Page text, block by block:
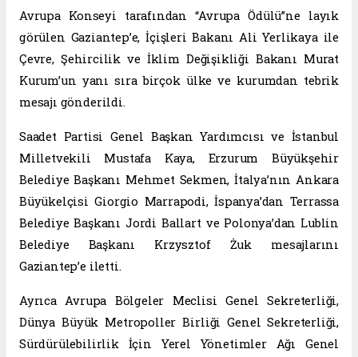
Avrupa Konseyi tarafından “Avrupa Ödülü”ne layık
görülen Gaziantep’e, İçişleri Bakanı Ali Yerlikaya ile
Çevre, Şehircilik ve İklim Değişikliği Bakanı Murat
Kurum’un yanı sıra birçok ülke ve kurumdan tebrik
mesajı gönderildi.
Saadet Partisi Genel Başkan Yardımcısı ve İstanbul
Milletvekili Mustafa Kaya, Erzurum Büyükşehir
Belediye Başkanı Mehmet Sekmen, İtalya’nın Ankara
Büyükelçisi Giorgio Marrapodi, İspanya’dan Terrassa
Belediye Başkanı Jordi Ballart ve Polonya’dan Lublin
Belediye Başkanı Krzysztof Żuk mesajlarını
Gaziantep’e iletti.
Ayrıca Avrupa Bölgeler Meclisi Genel Sekreterliği,
Dünya Büyük Metropoller Birliği Genel Sekreterliği,
Sürdürülebilirlik İçin Yerel Yönetimler Ağı Genel